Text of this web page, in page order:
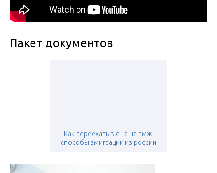
Пакет документов
Как переехать в сша на пмж:
способы эмиграции из россии